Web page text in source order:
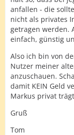
anfallen - die
nicht als privates
getragen werden.
einfach, günstig
Also ich bin von
Nutzer meiner
anzuschauen.
damit KEIN Geld
Markus privat
Gruß
Tom